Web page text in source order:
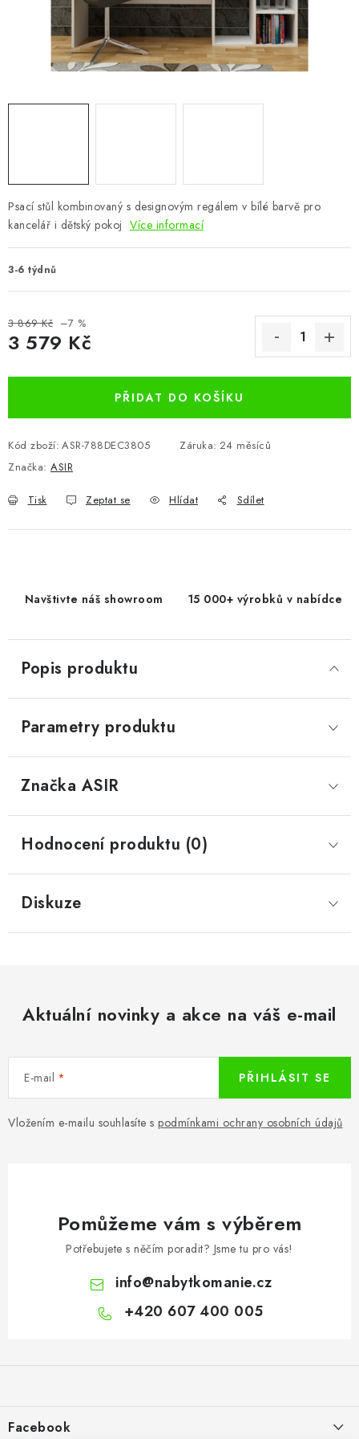
DOPLŇKY A DEKORACE
VÝPRODEJ
Kontakty
Psací stůl kombinovaný s designovým regálem v bílé barvě pro
kancelář i dětský pokoj Více informací
3-6 týdnů
3 869 Kč –7 %
3 579 Kč
PŘIDAT DO KOŠÍKU
Kód zboží: ASR-788DEC3805 Záruka: 24 měsíců
Značka: ASIR
Tisk Zeptat se Hlídat Sdílet
Navštivte náš showroom 15 000+ výrobků v nabídce
Popis produktu
Parametry produktu
Značka ASIR
Hodnocení produktu (0)
Diskuze
Aktuální novinky a akce na váš e-mail
E-mail
Vložením e-mailu souhlasíte s podmínkami ochrany osobních údajů
PŘIHLÁSIT SE
Pomůžeme vám s výběrem
Potřebujete s něčím poradit? Jsme tu pro vás!
info@nabytkomanie.cz
+420 607 400 005
aFacebook